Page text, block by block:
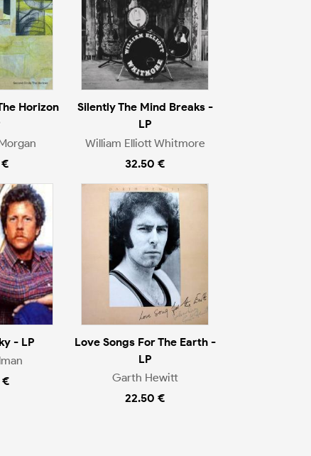
Horizon
Silently The Mind Breaks -
LP
William Elliott Whitmore
32.50 €
- LP
€
Love Songs For The Earth -
LP
Garth Hewitt
22.50 €